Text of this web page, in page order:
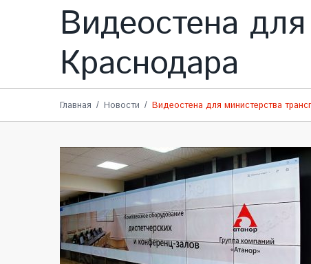
Видеостена
Краснодара
Главная Новости Видеостена для министерства